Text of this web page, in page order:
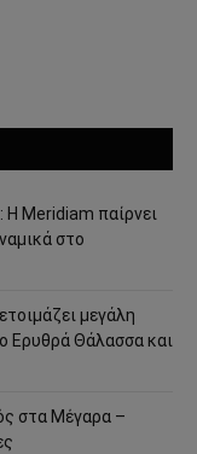
Meridiam παίρνει
στο
μεγάλη
Ερυθρά Θάλασσα και
στα Μέγαρα –